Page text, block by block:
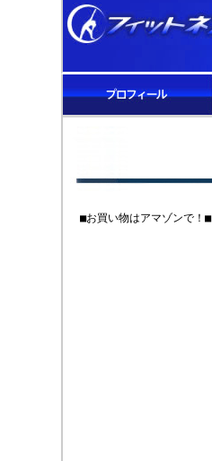
■お買い物はアマゾンで！■